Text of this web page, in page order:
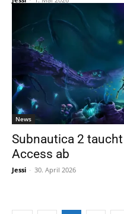
News
Subnautica 2
Access ab
Jessi - 30. April 2026